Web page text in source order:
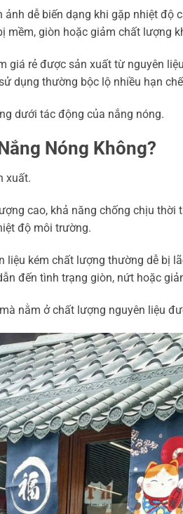
dễ biến dạng khi gặp nhiệt độ
mềm, giòn hoặc giảm chất lượng
giá rẻ được sản xuất từ nguyên
dụng thường bộc lộ nhiều hạn
dưới tác động của nắng nóng.
Nóng Không?
xuất.
cao, khả năng chống chịu thời
độ môi trường.
kém chất lượng thường dễ bị
đến tình trạng giòn, nứt hoặc
nằm ở chất lượng nguyên liệu